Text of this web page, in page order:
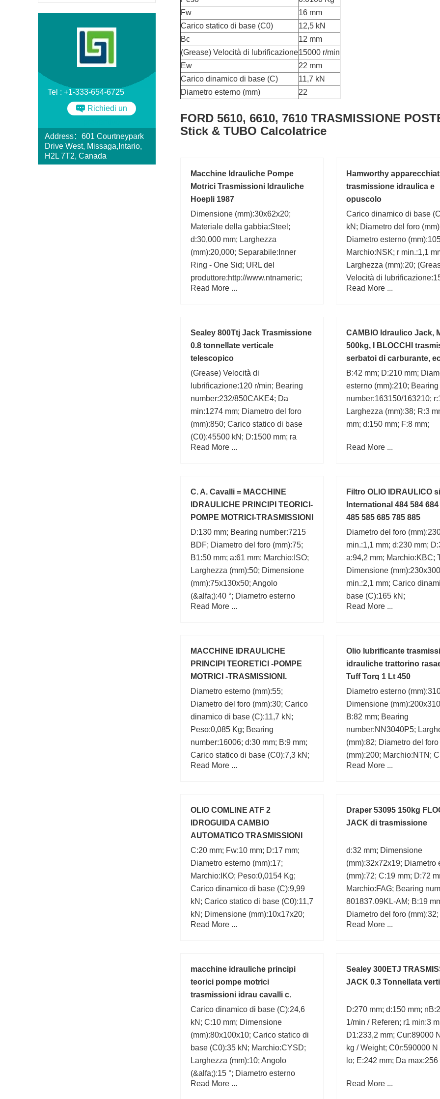
Tel : +1-333-654-6725
Richiedi un
Address：601 Courtneypark
Drive West, Missaga,Intario,
H2L 7T2, Canada
Fw
16 mm
Carico statico di base (C0)
12,5 kN
Bc
12 mm
(Grease) Velocità di lubrificazione15000 r/min
Ew
22 mm
Carico dinamico di base (C)
11,7 kN
Diametro esterno (mm)
22
FORD 5610, 6610, 7610 TRASMISSIONE
Stick & TUBO Calcolatrice
Macchine Idrauliche Pompe
Motrici Trasmissioni Idrauliche
Hoepli 1987
Dimensione (mm):30x62x20;
Materiale della gabbia:Steel;
d:30,000 mm; Larghezza
(mm):20,000; Separabile:Inner
Ring - One Sid; URL del
produttore:http://www.ntnameric;
Classe di precisione:RBEC 1 | ISO
Categoria:Cylindrical Roller B;
Read More ...
Hamworthy
trasmissione idraulica e
opuscolo
Carico dinamico di base
kN; Diametro del foro
Diametro esterno
Marchio:NSK; r min.:1,1
Larghezza (mm):20;
Velocità di
r/min; D:115 mm; Carico
Read More ...
Sealey 800Ttj Jack Trasmissione
0.8 tonnellate verticale
telescopico
(Grease) Velocità di
lubrificazione:120 r/min; Bearing
number:232/850CAKE4; Da
min:1274 mm; Diametro del foro
(mm):850; Carico statico di base
(C0):45500 kN; D:1500 mm; ra
max.:12 mm; Da max.:1436 mm;
Read More ...
CAMBIO Idraulico Jack,
500kg, I BLOCCHI
serbatoi di carburante,
B:42 mm; D:210 mm;
esterno (mm):210; Bearing
number:163150/163210;
Larghezza (mm):38; R:3
mm; d:150 mm; F:8 mm;
Read More ...
C. A. Cavalli = MACCHINE
IDRAULICHE PRINCIPI TEORICI-
POMPE MOTRICI-TRASMISSIONI
D:130 mm; Bearing number:7215
BDF; Diametro del foro (mm):75;
B1:50 mm; a:61 mm; Marchio:ISO;
Larghezza (mm):50; Dimensione
(mm):75x130x50; Angolo
(&alfa;):40 °; Diametro esterno
(mm):130;
Read More ...
Filtro OLIO IDRAULICO
International 484 584
485 585 685 785 885
Diametro del foro
min.:1,1 mm; d:230 mm;
a:94,2 mm; Marchio:KBC;
Dimensione
min.:2,1 mm; Carico
base (C):165 kN;
Read More ...
MACCHINE IDRAULICHE
PRINCIPI TEORETICI -POMPE
MOTRICI -TRASMISSIONI.
HOEPLI 1962
Diametro esterno (mm):55;
Diametro del foro (mm):30; Carico
dinamico di base (C):11,7 kN;
Peso:0,085 Kg; Bearing
number:16006; d:30 mm; B:9 mm;
Carico statico di base (C0):7,3 kN;
(Grease) Velocità di
Read More ...
Olio lubrificante
idrauliche trattorino
Tuff Torq 1 Lt 450
Diametro esterno
Dimensione
B:82 mm; Bearing
number:NN3040P5;
(mm):82; Diametro del foro
(mm):200; Marchio:NTN;
D:310 mm; d:200 mm;
Read More ...
OLIO COMLINE ATF 2
IDROGUIDA CAMBIO
AUTOMATICO TRASMISSIONI
IDRAULICHE DEXTRON 2
C:20 mm; Fw:10 mm; D:17 mm;
Diametro esterno (mm):17;
Marchio:IKO; Peso:0,0154 Kg;
Carico dinamico di base (C):9,99
kN; Carico statico di base (C0):11,7
kN; Dimensione (mm):10x17x20;
Larghezza (mm):20;
Read More ...
Draper 53095 150kg
JACK di trasmissione
d:32 mm; Dimensione
(mm):32x72x19; Diametro
(mm):72; C:19 mm; D:72
Marchio:FAG; Bearing
801837.09KL-AM; B:19
Diametro del foro (mm):32;
Larghezza (mm):19;
Read More ...
macchine idrauliche principi
teorici pompe motrici
trasmissioni idrau cavalli c.
Carico dinamico di base (C):24,6
kN; C:10 mm; Dimensione
(mm):80x100x10; Carico statico di
base (C0):35 kN; Marchio:CYSD;
Larghezza (mm):10; Angolo
(&alfa;):15 °; Diametro esterno
(mm):100; 2B:20 mm; B:10 mm;
Read More ...
Sealey 300ETJ
JACK 0.3 Tonnellata
D:270 mm; d:150 mm;
1/min / Referen; r1 min:3
D1:233,2 mm; Cur:89000
kg / Weight; C0r:590000 N
lo; E:242 mm; Da max:256
Read More ...